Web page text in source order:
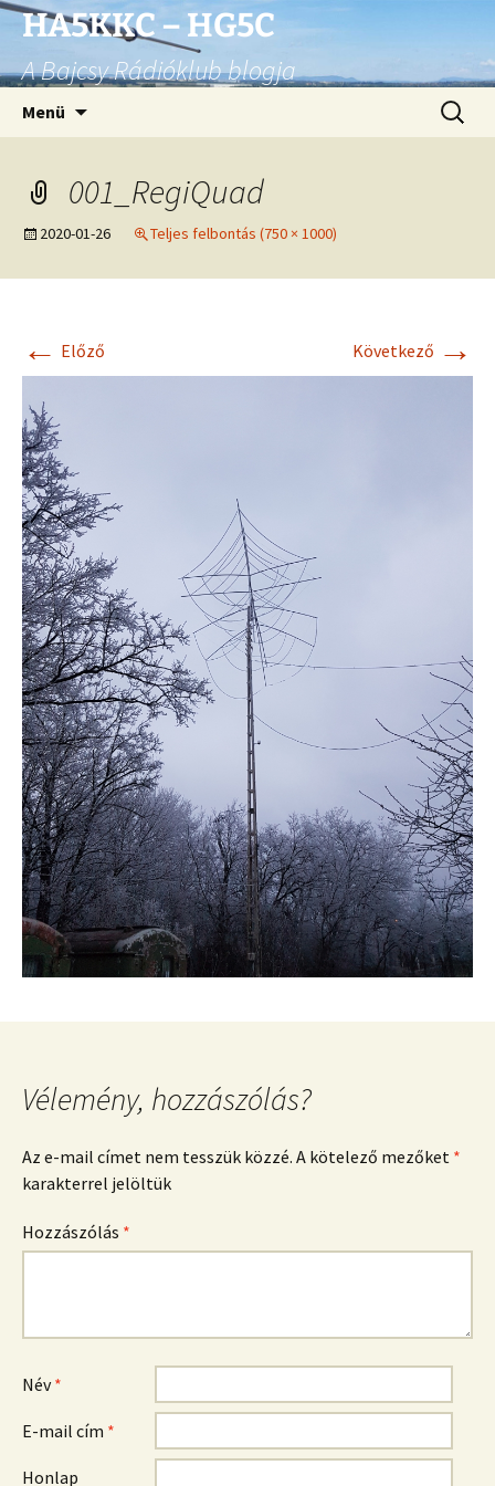
Ugrás
tartalomhoz
HA5KKC – HG5C
A Bajcsy Rádióklub blogja
Menü
001_RegiQuad
2020-01-26 Teljes felbontás (750 × 1000)
← Előző Következő →
Vélemény, hozzászólás?
Az e-mail címet nem tesszük közzé. A kötelező mezőket *
karakterrel jelöltük
Hozzászólás *
Név*
E-mail cím *
Honlap